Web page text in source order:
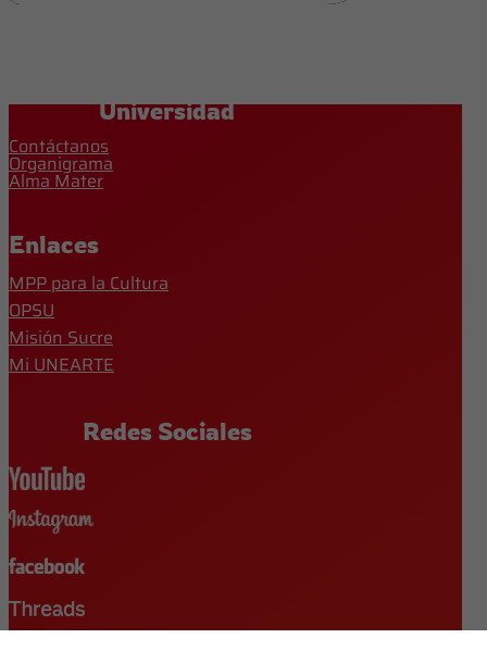
Universidad
Contáctanos
Organigrama
Alma Mater
Enlaces
MPP para la Cultura
OPSU
Misión Sucre
Mi UNEARTE
Redes Sociales